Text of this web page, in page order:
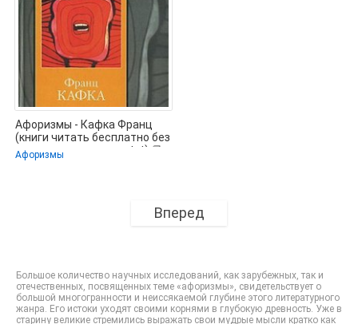
Афоризмы - Кафка Франц
(книги читать бесплатно без
регистрации полные txt) 📗
Афоризмы
Вперед
Большое количество научных исследований, как зарубежных, так и
отечественных, посвященных теме «афоризмы», свидетельствует о
большой многогранности и неиссякаемой глубине этого литературного
жанра. Его истоки уходят своими корнями в глубокую древность. Уже в
старину великие стремились выражать свои мудрые мысли кратко как